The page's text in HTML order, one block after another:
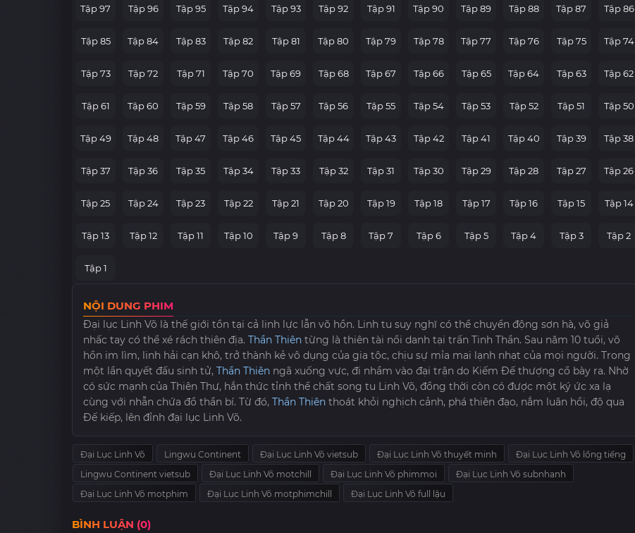
Tập 97 Tập 96 Tập 95 Tập 94 Tập 93 Tập 92 Tập 91 Tập 90 Tập 89 Tập 88 Tập 87 Tập 86
Tập 85 Tập 84 Tập 83 Tập 82 Tập 81 Tập 80 Tập 79 Tập 78 Tập 77 Tập 76 Tập 75 Tập 74
Tập 73 Tập 72 Tập 71 Tập 70 Tập 69 Tập 68 Tập 67 Tập 66 Tập 65 Tập 64 Tập 63 Tập 62
Tập 61 Tập 60 Tập 59 Tập 58 Tập 57 Tập 56 Tập 55 Tập 54 Tập 53 Tập 52 Tập 51 Tập 50
Tập 49 Tập 48 Tập 47 Tập 46 Tập 45 Tập 44 Tập 43 Tập 42 Tập 41 Tập 40 Tập 39 Tập 38
Tập 37 Tập 36 Tập 35 Tập 34 Tập 33 Tập 32 Tập 31 Tập 30 Tập 29 Tập 28 Tập 27 Tập 26
Tập 25 Tập 24 Tập 23 Tập 22 Tập 21 Tập 20 Tập 19 Tập 18 Tập 17 Tập 16 Tập 15 Tập 14
Tập 13 Tập 12 Tập 11 Tập 10 Tập 9 Tập 8 Tập 7 Tập 6 Tập 5 Tập 4 Tập 3 Tập 2
Tập 1
NỘI DUNG PHIM
Đại lục Linh Võ là thế giới tồn tại cả linh lực lẫn võ hồn. Linh tu suy nghĩ có thể chuyển động sơn hà, võ giả
nhấc tay có thể xé rách thiên địa. Thần Thiên từng là thiên tài nổi danh tại trấn Tinh Thần. Sau năm 10 tuổi, võ
hồn im lìm, linh hải cạn khô, trở thành kẻ vô dụng của gia tộc, chịu sự mỉa mai lạnh nhạt của mọi người. Trong
một lần quyết đấu sinh tử, Thần Thiên ngã xuống vực, đi nhầm vào đại trận do Kiếm Đế thượng cổ bày ra. Nhờ
có sức mạnh của Thiên Thư, hắn thức tỉnh thể chất song tu Linh Võ, đồng thời còn có được một ký ức xa lạ
cùng với nhẫn chứa đồ thần bí. Từ đó, Thần Thiên thoát khỏi nghịch cảnh, phá thiên đạo, nắm luân hồi, độ qua
Đế kiếp, lên đỉnh đại lục Linh Võ.
Đại Lục Linh Võ Lingwu Continent Đại Lục Linh Võ vietsub Đại Lục Linh Võ thuyết minh
Đại Lục Linh Võ lồng tiếng
Lingwu Continent vietsub
Đại Lục Linh Võ motchill Đại Lục Linh Võ phimmoi
Đại Lục Linh Võ subnhanh
Đại Lục Linh Võ motphim
Đại Lục Linh Võ motphimchill Đại Lục Linh Võ full lậu
BÌNH LUẬN (0)